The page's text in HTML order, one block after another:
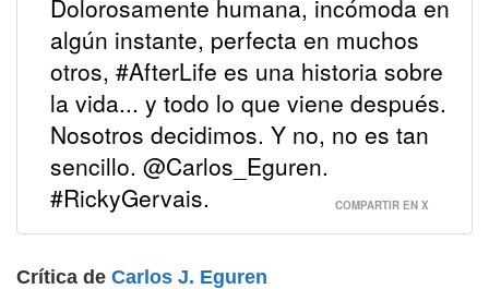
Dolorosamente humana, incómoda en
algún instante, perfecta en muchos
otros, #AfterLife es una historia sobre
la vida... y todo lo que viene después.
Nosotros decidimos. Y no, no es tan
sencillo. @Carlos_Eguren.
#RickyGervais.
COMPARTIR EN X
Crítica de Carlos J. Eguren